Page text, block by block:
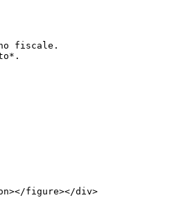
fiscale.
figure></div>